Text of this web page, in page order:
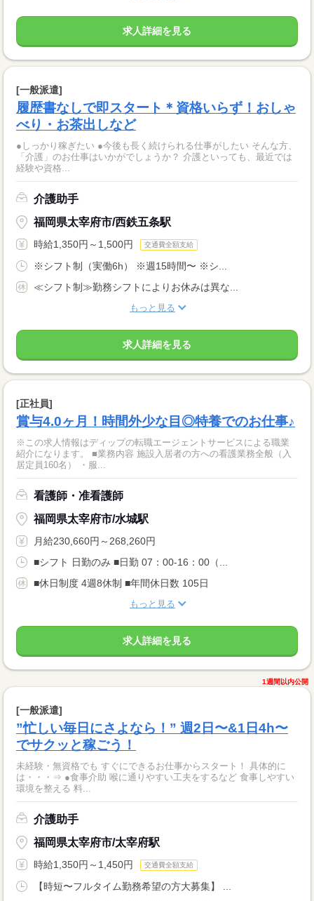
求人詳細を見る
[一般派遣]
履歴書なしで即スタート＊資格いらず！おしゃ
べり・お茶出しなど
●しっかり稼ぎたい ●今後も長く続けられる仕事がしたい そんな方、
「介護」のお仕事はいかがでしょうか？ 介護といっても、最近では
経験や資格...
介護助手
福岡県太宰府市/西鉄五条駅
時給1,350円～1,500円 交通費全額支給
※シフト制（実働6h） ※週15時間〜 ※シ...
≪シフト制≫勤務シフトによりお休みは異な...
もっと見る
求人詳細を見る
[正社員]
賞与4.0ヶ月！時間外少な目◎特養でのお仕事♪
※この求人情報はディップの転職エージェントサービスによる職業
紹介になります。 ■業務内容 施設入居者の方への看護業務全般（入
居定員160名） ・服...
看護師・准看護師
福岡県太宰府市/水城駅
月給230,660円～268,260円
■シフト 日勤のみ ■日勤 07：00-16：00（...
■休日制度 4週8休制 ■年間休日数 105日
もっと見る
求人詳細を見る
1週間以内公開
[一般派遣]
”忙しい毎日にさよなら！” 週2日〜&1日4h〜
でサクッと稼ごう！
未経験・無資格でも すぐにできるお仕事からスタート！ 具体的に
は・・・⇒ ●食事介助 喉に通りやすい工夫をするなど 食事しやすい
環境を整える 料...
介護助手
福岡県太宰府市/太宰府駅
時給1,350円～1,450円 交通費全額支給
【時短〜フルタイム勤務希望の方大募集】 ...